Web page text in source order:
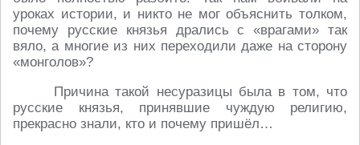
уроках истории, и никто не мог объяснить толком,
почему русские князья дрались с «врагами» так
вяло, а многие из них переходили даже на сторону
«монголов»?
Причина такой несуразицы была в том, что
русские князья, принявшие чуждую религию,
прекрасно знали, кто и почему пришёл…